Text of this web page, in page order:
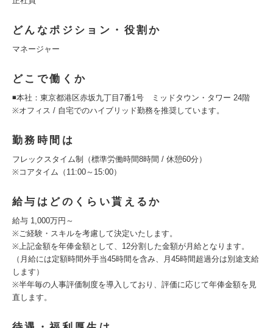
どんなポジション・役割か
マネージャー
どこで働くか
◾️本社：東京都港区赤坂九丁目7番1号 ミッドタウン・タワー 24階
※オフィス / 自宅でのハイブリッド勤務を推奨しています。
勤務時間は
フレックスタイム制（標準労働時間8時間 / 休憩60分）
※コアタイム（11:00～15:00）
給与はどのくらい貰えるか
給与 1,000万円～
※ご経験・スキルを考慮して決定いたします。
※上記金額を年俸金額として、12分割した金額が月給となります。
（月給には定額時間外手当45時間を含み、月45時間超過分は別途支給
します）
※半年毎の人事評価制度を導入しており、評価に応じて年俸金額を見
直します。